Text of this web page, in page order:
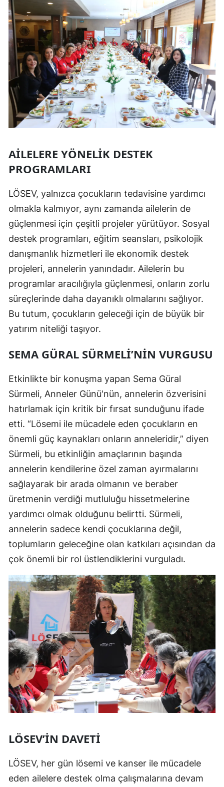
AILELERE YÖNELIK DESTEK
PROGRAMLARI
LÖSEV, yalnızca çocukların tedavisine yardımcı
olmakla kalmıyor, aynı zamanda ailelerin de
güçlenmesi için çeşitli projeler yürütüyor. Sosyal
destek programları, eğitim seansları, psikolojik
danışmanlık hizmetleri ile ekonomik destek
projeleri, annelerin yanındadır. Ailelerin bu
programlar aracılığıyla güçlenmesi, onların zorlu
süreçlerinde daha dayanıklı olmalarını sağlıyor.
Bu tutum, çocukların geleceği için de büyük bir
yatırım niteliği taşıyor.
SEMA GÜRAL SÜRMELI’NIN VURGUSU
Etkinlikte bir konuşma yapan Sema Güral
Sürmeli, Anneler Günü'nün, annelerin özverisini
hatırlamak için kritik bir fırsat sunduğunu ifade
etti. “Lösemi ile mücadele eden çocukların en
önemli güç kaynakları onların anneleridir,” diyen
Sürmeli, bu etkinliğin amaçlarının başında
annelerin kendilerine özel zaman ayırmalarını
sağlayarak bir arada olmanın ve beraber
üretmenin verdiği mutluluğu hissetmelerine
yardımcı olmak olduğunu belirtti. Sürmeli,
annelerin sadece kendi çocuklarına değil,
toplumların geleceğine olan katkıları açısından da
çok önemli bir rol üstlendiklerini vurguladı.
LÖSEV’IN DAVETI
LÖSEV, her gün lösemi ve kanser ile mücadele
eden ailelere destek olma çalışmalarına devam